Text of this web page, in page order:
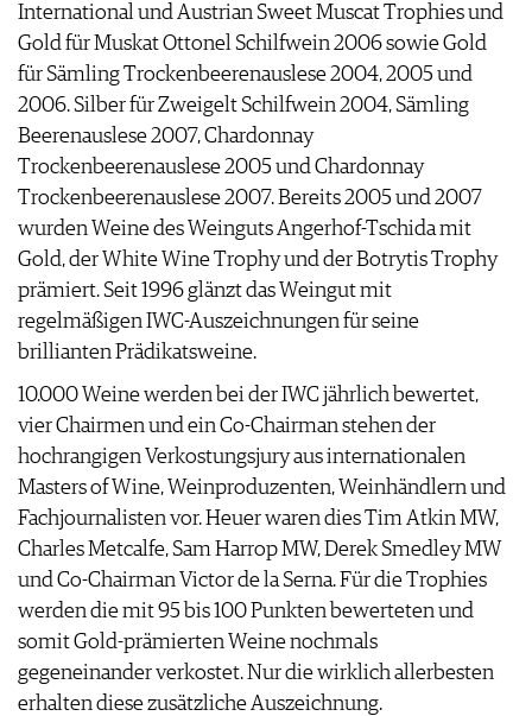
International und Austrian Sweet Muscat Trophies und
Gold für Muskat Ottonel Schilfwein 2006 sowie Gold
für Sämling Trockenbeerenauslese 2004, 2005 und
2006. Silber für Zweigelt Schilfwein 2004, Sämling
Beerenauslese 2007, Chardonnay
Trockenbeerenauslese 2005 und Chardonnay
Trockenbeerenauslese 2007. Bereits 2005 und 2007
wurden Weine des Weinguts Angerhof-Tschida mit
Gold, der White Wine Trophy und der Botrytis Trophy
prämiert. Seit 1996 glänzt das Weingut mit
regelmäßigen IWC-Auszeichnungen für seine
brillianten Prädikatsweine.
10.000 Weine werden bei der IWC jährlich bewertet,
vier Chairmen und ein Co-Chairman stehen der
hochrangigen Verkostungsjury aus internationalen
Masters of Wine, Weinproduzenten, Weinhändlern und
Fachjournalisten vor. Heuer waren dies Tim Atkin MW,
Charles Metcalfe, Sam Harrop MW, Derek Smedley MW
und Co-Chairman Victor de la Serna. Für die Trophies
werden die mit 95 bis 100 Punkten bewerteten und
somit Gold-prämierten Weine nochmals
gegeneinander verkostet. Nur die wirklich allerbesten
erhalten diese zusätzliche Auszeichnung.